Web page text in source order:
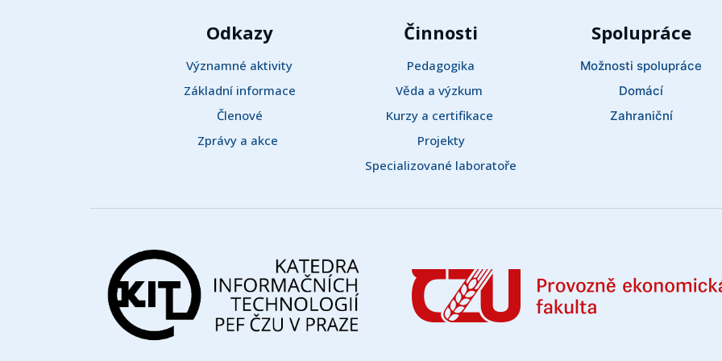
Odkazy
Významné aktivity
Základní informace
Členové
Zprávy a akce
Činnosti
Pedagogika
Věda a výzkum
Kurzy a certifikace
Projekty
Specializované laboratoře
Spolupráce
Možnosti spolupráce
Domácí
Zahraniční